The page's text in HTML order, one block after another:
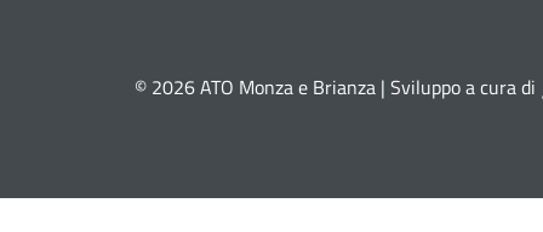
© 2026 ATO Monza e Brianza | Sviluppo a cura di